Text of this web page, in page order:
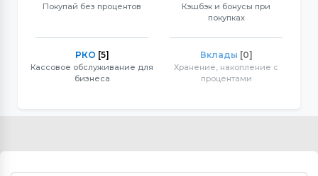
Покупай без процентов
Кэшбэк и бонусы при
покупках
РКО [5]
Кассовое обслуживание для
бизнеса
Вклады [0]
Хранение, накопление с
процентами